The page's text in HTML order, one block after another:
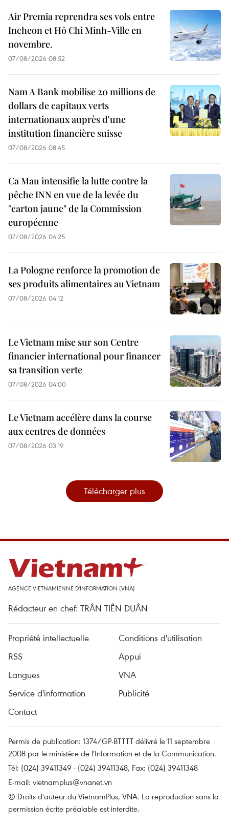
Air Premia reprendra ses vols entre
Incheon et Hô Chi Minh-Ville en
novembre.
07/08/2026 08:52
Nam A Bank mobilise 20 millions de
dollars de capitaux verts
internationaux auprès d'une
institution financière suisse
07/08/2026 08:45
Ca Mau intensifie la lutte contre la
pêche INN en vue de la levée du
"carton jaune" de la Commission
européenne
07/08/2026 04:25
La Pologne renforce la promotion de
ses produits alimentaires au Vietnam
07/08/2026 04:12
Le Vietnam mise sur son Centre
financier international pour financer
sa transition verte
07/08/2026 04:00
Le Vietnam accélère dans la course
aux centres de données
07/08/2026 03:19
Télécharger plus
AGENCE VIETNAMIENNE D'INFORMATION (VNA)
Rédacteur en chef: TRÂN TIÊN DUÂN
Propriété intellectuelle
Conditions d'utilisation
RSS
Appui
Langues
VNA
Service d'information
Publicité
Contact
Permis de publication: 1374/GP-BTTTT délivré le 11 septembre
2008 par le ministère de l'Information et de la Communication.
Tél: (024) 39411349 - (024) 39411348, Fax: (024) 39411348
E-mail: vietnamplus@vnanet.vn
© Droits d'auteur du VietnamPlus, VNA. La reproduction sans la
permission écrite préalable est interdite.